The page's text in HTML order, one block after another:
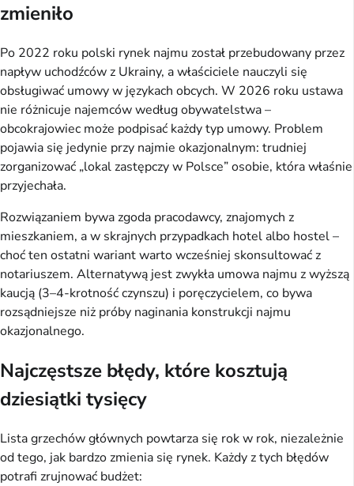
zmieniło
Po 2022 roku polski rynek najmu został przebudowany przez
napływ uchodźców z Ukrainy, a właściciele nauczyli się
obsługiwać umowy w językach obcych. W 2026 roku ustawa
nie różnicuje najemców według obywatelstwa –
obcokrajowiec może podpisać każdy typ umowy. Problem
pojawia się jedynie przy najmie okazjonalnym: trudniej
zorganizować „lokal zastępczy w Polsce” osobie, która właśnie
przyjechała.
Rozwiązaniem bywa zgoda pracodawcy, znajomych z
mieszkaniem, a w skrajnych przypadkach hotel albo hostel –
choć ten ostatni wariant warto wcześniej skonsultować z
notariuszem. Alternatywą jest zwykła umowa najmu z wyższą
kaucją (3–4-krotność czynszu) i poręczycielem, co bywa
rozsądniejsze niż próby naginania konstrukcji najmu
okazjonalnego.
Najczęstsze błędy, które kosztują
dziesiątki tysięcy
Lista grzechów głównych powtarza się rok w rok, niezależnie
od tego, jak bardzo zmienia się rynek. Każdy z tych błędów
potrafi zrujnować budżet: